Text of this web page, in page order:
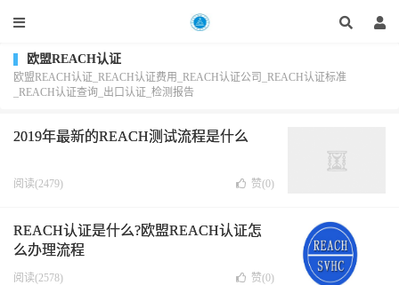
欧盟REACH认证
欧盟REACH认证_REACH认证费用_REACH认证公司_REACH认证标准
_REACH认证查询_出口认证_检测报告
2019年最新的REACH测试流程是什么
阅读(2479) 赞(0)
REACH认证是什么?欧盟REACH认证怎
么办理流程
阅读(2578) 赞(0)